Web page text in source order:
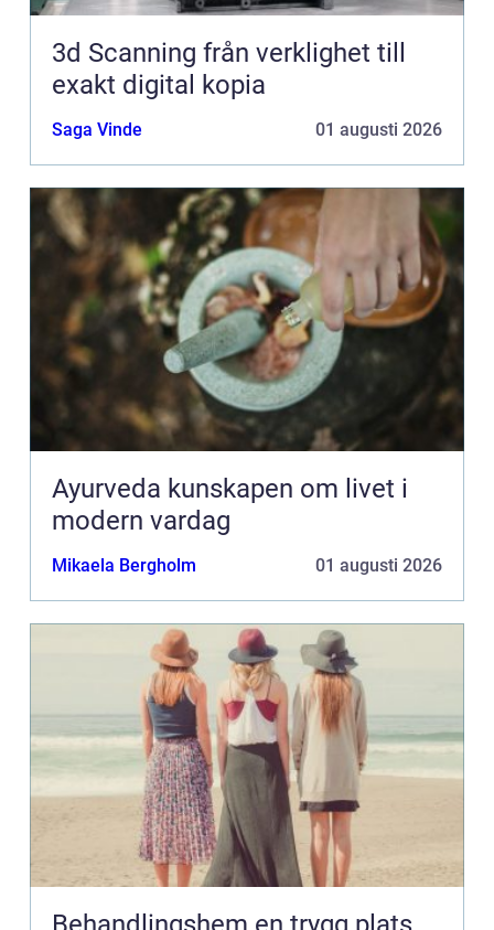
3d Scanning från verklighet till
exakt digital kopia
Saga Vinde 01 augusti 2026
Ayurveda kunskapen om livet i
modern vardag
Mikaela Bergholm 01 augusti 2026